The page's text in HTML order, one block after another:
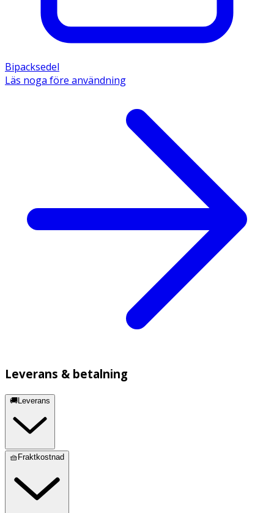
Bipacksedel
Läs noga före användning
Leverans & betalning
🚚Leverans
🧺Fraktkostnad